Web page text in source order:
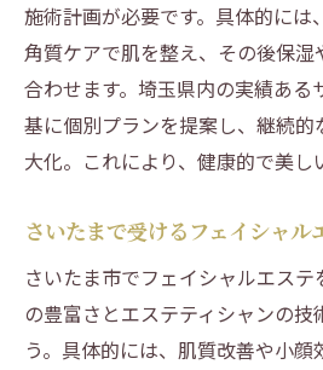
施術計画が必要です。具体的には
角質ケアで肌を整え、その後保
合わせます。埼玉県内の実績ある
基に個別プランを提案し、継続的
大化。これにより、健康的で美し
さいたまで受けるフェイシャル
さいたま市でフェイシャルエス
の豊富さとエステティシャンの技
う。具体的には、肌質改善や小